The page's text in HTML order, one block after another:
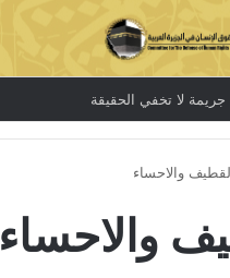
جريمة لا تخفي الحقيقة
والاحساء
والاحساء